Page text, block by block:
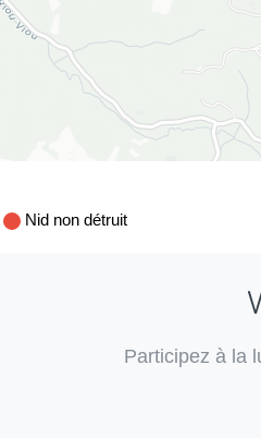
Nid non détruit
Participez à la